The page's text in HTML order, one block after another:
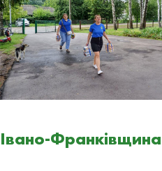
Івано-Франківщина